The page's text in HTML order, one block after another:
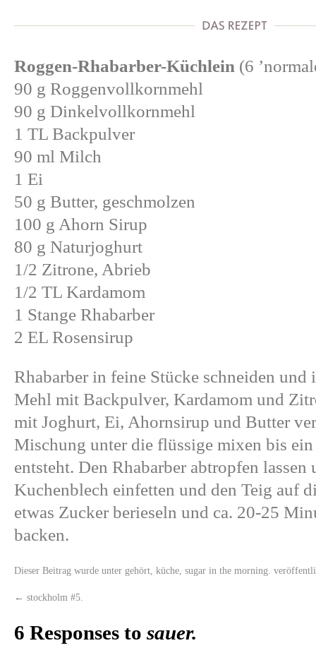
Roggen-Rhabarber-Küchlein (6
90 g Roggenvollkornmehl
90 g Dinkelvollkornmehl
1 TL Backpulver
90 ml Milch
1 Ei
50 g Butter, geschmolzen
100 g Ahorn Sirup
80 g Naturjoghurt
1/2 Zitrone, Abrieb
1/2 TL Kardamom
1 Stange Rhabarber
2 EL Rosensirup
Rhabarber in feine Stücke schneiden und
Mehl mit Backpulver, Kardamom und
mit Joghurt, Ei, Ahornsirup und Butter
Mischung unter die flüssige mixen bis
entsteht. Den Rhabarber abtropfen lassen
Kuchenblech einfetten und den Teig auf
etwas Zucker berieseln und ca. 20-25
backen.
Dieser Beitrag wurde unter gehört küche sugar in the morning.
← stockholm #5.
6 Responses to sauer.